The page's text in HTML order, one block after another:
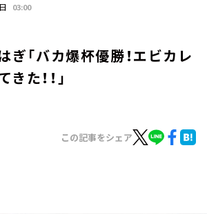
03:00
「バカ爆杯優勝！エビカレ
た！！」
この記事をシェア